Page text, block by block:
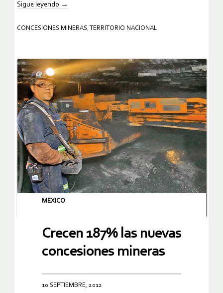
Sigue leyendo →
CONCESIONES MINERAS, TERRITORIO NACIONAL
MEXICO
Crecen 187% las nuevas
concesiones mineras
10 SEPTIEMBRE, 2012